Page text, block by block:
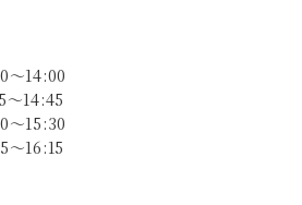
～14:00
～14:45
～15:30
16:15